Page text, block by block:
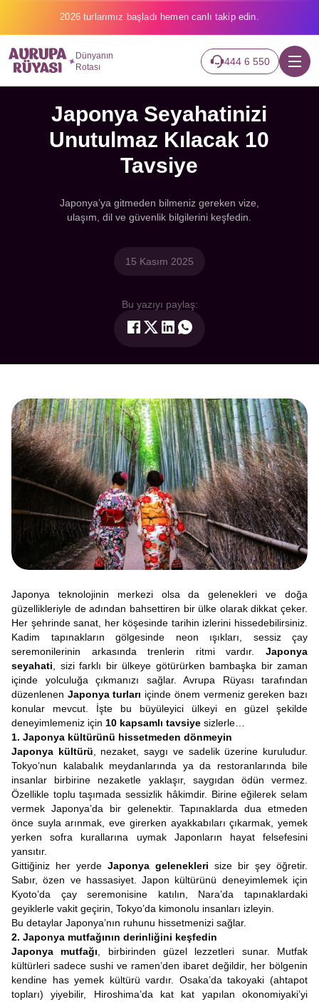
2026 turlarımız başladı hemen canlı takip edin.
Dünyanın
Rotası
444 6 550
Japonya Seyahatinizi
Unutulmaz Kılacak 10
Tavsiye
Japonya’ya gitmeden bilmeniz gereken vize,
ulaşım, dil ve güvenlik bilgilerini keşfedin.
15 Kasım 2025
Bu yazıyı paylaş:
Japonya teknolojinin merkezi olsa da gelenekleri ve doğa
güzellikleriyle de adından bahsettiren bir ülke olarak dikkat çeker.
Her şehrinde sanat, her köşesinde tarihin izlerini hissedebilirsiniz.
Kadim tapınakların gölgesinde neon ışıkları, sessiz çay
seremonilerinin arkasında trenlerin ritmi vardır. Japonya
seyahati , sizi farklı bir ülkeye götürürken bambaşka bir zaman
içinde yolculuğa çıkmanızı sağlar. Avrupa Rüyası tarafından
düzenlenen Japonya turları içinde önem vermeniz gereken bazı
konular mevcut. İşte bu büyüleyici ülkeyi en güzel şekilde
deneyimlemeniz için 10 kapsamlı tavsiye sizlerle…
1. Japonya kültürünü hissetmeden dönmeyin
Japonya kültürü , nezaket, saygı ve sadelik üzerine kuruludur.
Tokyo’nun kalabalık meydanlarında ya da restoranlarında bile
insanlar birbirine nezaketle yaklaşır, saygıdan ödün vermez.
Özellikle toplu taşımada sessizlik hâkimdir. Birine eğilerek selam
vermek Japonya’da bir gelenektir. Tapınaklarda dua etmeden
önce suyla arınmak, eve girerken ayakkabıları çıkarmak, yemek
yerken sofra kurallarına uymak Japonların hayat felsefesini
yansıtır.
Gittiğiniz her yerde Japonya gelenekleri size bir şey öğretir.
Sabır, özen ve hassasiyet. Japon kültürünü deneyimlemek için
Kyoto’da çay seremonisine katılın, Nara’da tapınaklardaki
geyiklerle vakit geçirin, Tokyo’da kimonolu insanları izleyin.
Bu detaylar Japonya’nın ruhunu hissetmenizi sağlar.
2. Japonya mutfağının derinliğini keşfedin
Japonya mutfağı , birbirinden güzel lezzetleri sunar. Mutfak
kültürleri sadece sushi ve ramen’den ibaret değildir, her bölgenin
kendine has yemek kültürü vardır. Osaka’da takoyaki (ahtapot
topları) yiyebilir, Hiroshima’da kat kat yapılan okonomiyaki’yi